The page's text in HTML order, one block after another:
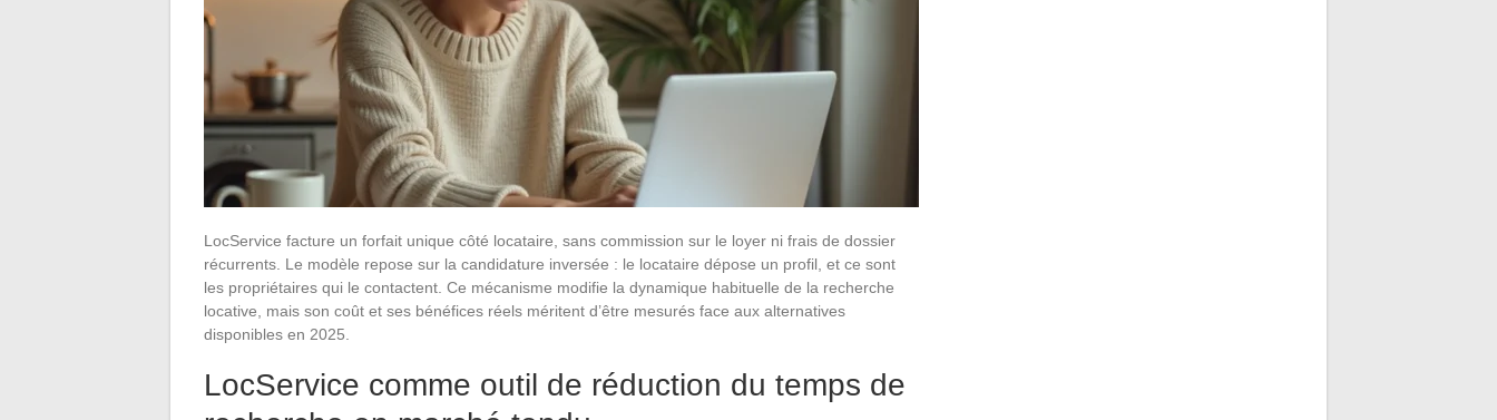
LocService facture un forfait unique côté locataire, sans commission sur le loyer ni frais de dossier
récurrents. Le modèle repose sur la candidature inversée : le locataire dépose un profil, et ce sont
les propriétaires qui le contactent. Ce mécanisme modifie la dynamique habituelle de la recherche
locative, mais son coût et ses bénéfices réels méritent d’être mesurés face aux alternatives
disponibles en 2025.
LocService comme outil de réduction du temps de